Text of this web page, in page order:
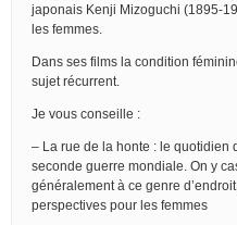
japonais Kenji Mizoguchi (1895-
les femmes.
Dans ses films la condition
sujet récurrent.
Je vous conseille :
– La rue de la honte : le quotidien
seconde guerre mondiale. On y
généralement à ce genre
perspectives pour les femmes